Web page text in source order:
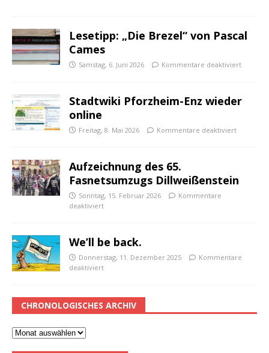
Lesetipp: „Die Brezel“ von Pascal
Cames
Samstag, 6. Juni 2026 Kommentare deaktiviert
Stadtwiki Pforzheim-Enz wieder
online
Freitag, 8. Mai 2026 Kommentare deaktiviert
Aufzeichnung des 65.
Fasnetsumzugs Dillweißenstein
Sonntag, 15. Februar 2026
Kommentare
deaktiviert
We’ll be back.
Donnerstag, 11. Dezember 2025
Kommentare
deaktiviert
CHRONOLOGISCHES ARCHIV